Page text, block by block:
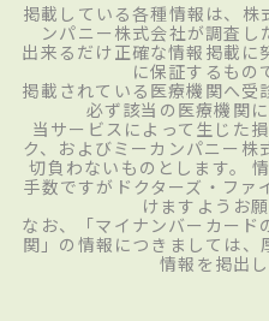
掲載している各種情報は、株
ンパニー株式会社が調査し
出来るだけ正確な情報掲載に
に保証するもの
掲載されている医療機関へ受
必ず該当の医療機関
当サービスによって生じた
ク、およびミーカンパニー
切負わないものとします。
手数ですがドクターズ・ファ
けますようお
なお、「マイナンバーカード
関」の情報につきましては、
情報を掲出